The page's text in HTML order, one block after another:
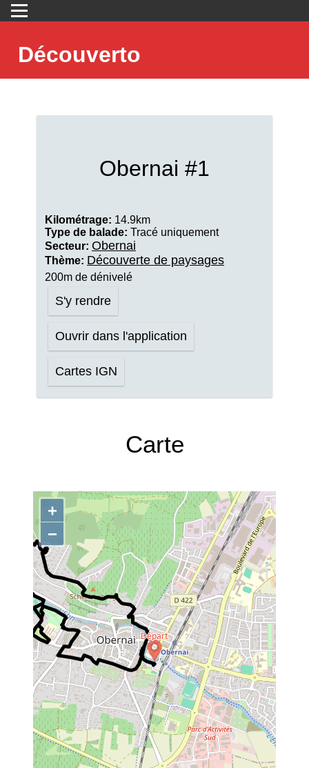
Découverto
Obernai #1
Kilométrage: 14.9km
Type de balade: Tracé uniquement
Secteur: Obernai
Thème: Découverte de paysages
200m de dénivelé
S'y rendre
Ouvrir dans l'application
Cartes IGN
Carte
+
−